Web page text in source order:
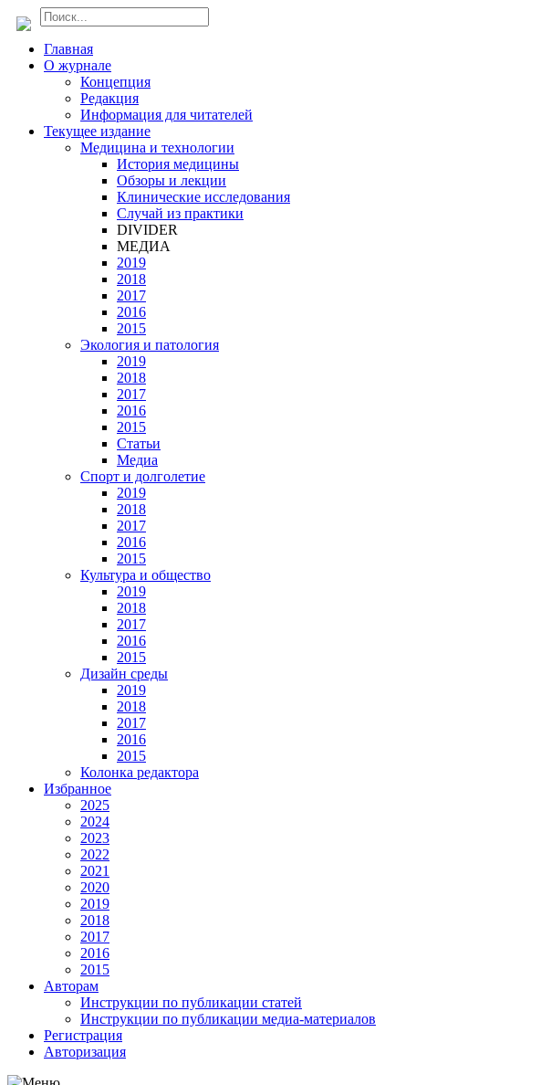
Главная
О журнале
Концепция
Редакция
Информация для читателей
Текущее издание
Медицина и технологии
История медицины
Обзоры и лекции
Клинические исследования
Случай из практики
DIVIDER
МЕДИА
2019
2018
2017
2016
2015
Экология и патология
2019
2018
2017
2016
2015
Статьи
Медиа
Спорт и долголетие
2019
2018
2017
2016
2015
Культура и общество
2019
2018
2017
2016
2015
Дизайн среды
2019
2018
2017
2016
2015
Колонка редактора
Избранное
2025
2024
2023
2022
2021
2020
2019
2018
2017
2016
2015
Авторам
Инструкции по публикации статей
Инструкции по публикации медиа-материалов
Регистрация
Авторизация